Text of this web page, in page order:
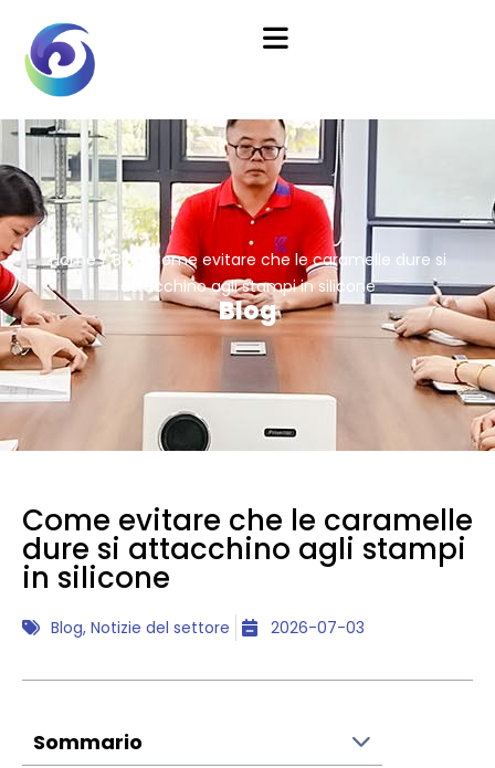
Home/Blog
Come evitare che le caramelle dure si
attacchino agli stampi in silicone
Blog
Come evitare che le caramelle
dure si attacchino agli stampi
in silicone
Blog, Notizie del settore 2026-07-03
Sommario